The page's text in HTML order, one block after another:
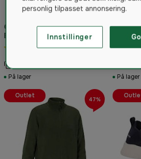
Cruz Nower Unisex Sandal
Black
4.0(3)
Fra
På lager
Anorak
På lager
Outlet 47%
personlig tilpasset annonsering.
Innstillinger